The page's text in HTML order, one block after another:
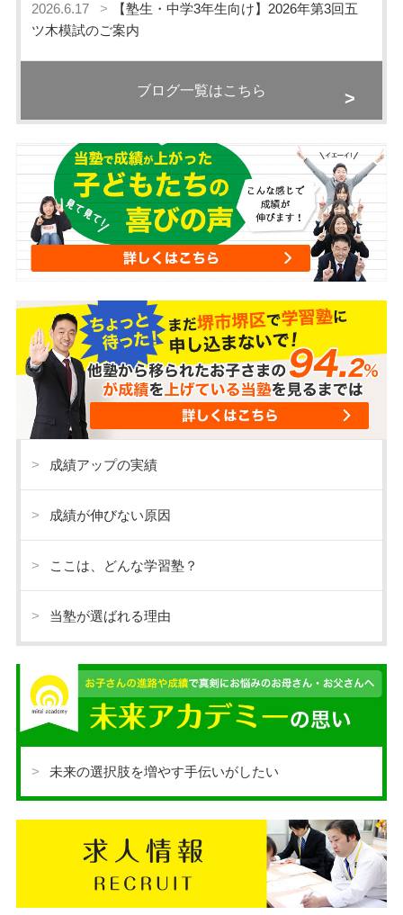
2026.6.17
【塾生・中学3年生向け】2026年第3回五
ツ木模試のご案内
ブログ一覧はこちら
成績アップの実績
成績が伸びない原因
ここは、どんな学習塾？
当塾が選ばれる理由
未来の選択肢を増やす手伝いがしたい